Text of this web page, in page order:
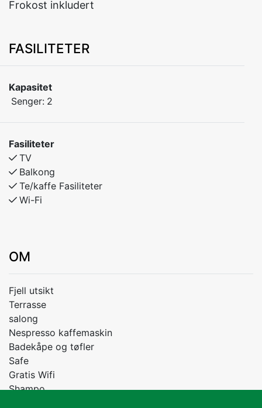
FASILITETER
Kapasitet
Senger: 2
Fasiliteter
TV
Balkong
Te/kaffe Fasiliteter
Wi-Fi
OM
Fjell utsikt
Terrasse
salong
Nespresso kaffemaskin
Badekåpe og tøfler
Safe
Gratis Wifi
Shampo